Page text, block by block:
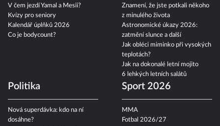
V čem jezdí Yamal a Mesii?
Kvízy pro seniory
Kalendář úplňků 2026
Co je bodycount?
Znamení, že jste potkali někoho
z minulého života
Astronomické úkazy 2026:
zatmění slunce a další
Jak obléci miminko při vysokých
teplotách?
Jak na dokonalé letní mojito
6 lehkých letních salátů
Politika
Nová superdávka: kdo na ní
dosáhne?
Sport 2026
MMA
Fotbal 2026/27